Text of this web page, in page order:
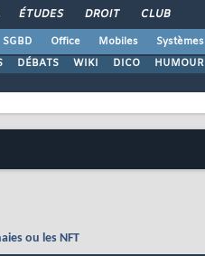
ÉTUDES DROIT CLUB
SGBD Office Mobiles
Systèmes
DÉBATS WIKI DICO HUMOUR
ou les NFT